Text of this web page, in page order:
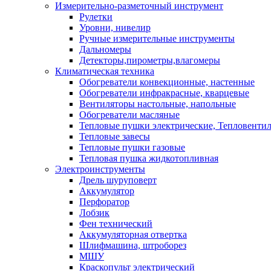
Измерительно-разметочный инструмент
Рулетки
Уровни, нивелир
Ручные измерительные инструменты
Дальномеры
Детекторы,пирометры,влагомеры
Климатическая техника
Обогреватели конвекционные, настенные
Обогреватели инфракрасные, кварцевые
Вентиляторы настольные, напольные
Обогреватели масляные
Тепловые пушки электрические,
Тепловые завесы
Тепловые пушки газовые
Тепловая пушка жидкотопливная
Электроинструменты
Дрель шуруповерт
Аккумулятор
Перфоратор
Лобзик
Фен технический
Аккумуляторная отвертка
Шлифмашина, штроборез
МШУ
Краскопульт электрический